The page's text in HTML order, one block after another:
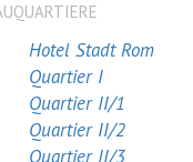
Hotel Stadt Rom
Quartier I
Quartier II/1
Quartier II/2
Quartier II/3